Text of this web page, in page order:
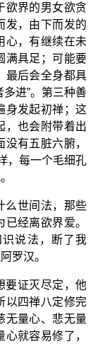
欲界的男女欲贪
发，由下而发的
心，有继续在未
满具足；可能要
最后会全身都具
进”。第三种善
身发起初禅；这
，也会附带着出
有五脏六腑，
，每一个毛细孔
么世间法，那些
经离欲界爱。
说法，断了我
罗汉。
要证灭尽定，他
以四禅八定修完
无量心、悲无量
就容易修了，